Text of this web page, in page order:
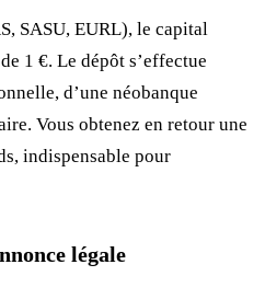
SASU, EURL), le capital
1 €. Le dépôt s’effectue
d’une néobanque
Vous obtenez en retour une
indispensable pour
légale